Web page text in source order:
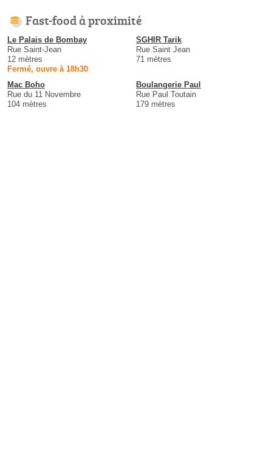
Fast-food à proximité
Le Palais de Bombay
Rue Saint-Jean
12 mètres
Fermé, ouvre à 18h30
SGHIR Tarik
Rue Saint Jean
71 mètres
Mac Boho
Rue du 11 Novembre
104 mètres
Boulangerie Paul
Rue Paul Toutain
179 mètres